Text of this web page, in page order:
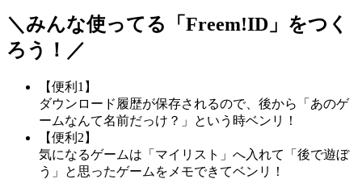
＼みんな使ってる「 Freem!ID 」をつく
ろう！／
【便利1】
ダウンロード履歴が保存されるので、後から「あのゲ
ームなんて名前だっけ？」という時ベンリ！
【便利2】
気になるゲームは「マイリスト」へ入れて「後で遊ぼ
う」と思ったゲームをメモできてベンリ！